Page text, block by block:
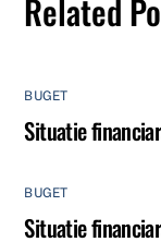
Related
BUGET
Situatie
BUGET
Situatie